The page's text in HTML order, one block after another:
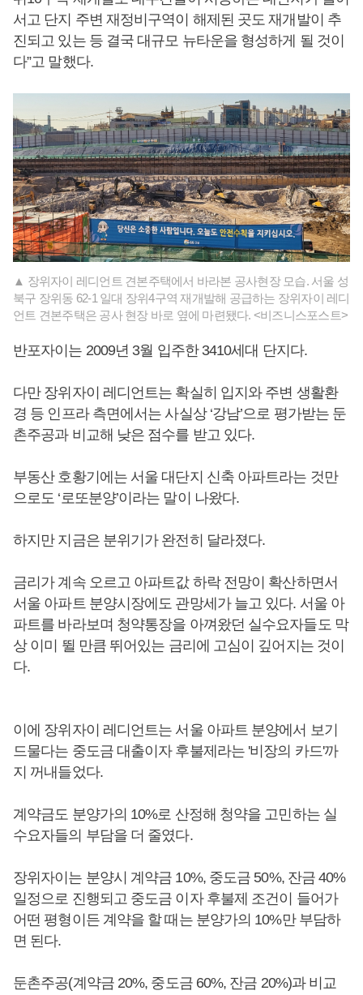
서고 단지 주변 재정비구역이 해제된 곳도 재개발이 추
진되고 있는 등 결국 대규모 뉴타운을 형성하게 될 것이
다”고 말했다.
▲ 장위자이 레디언트 견본주택에서 바라본 공사현장 모습. 서울 성
북구 장위동 62-1 일대 장위4구역 재개발해 공급하는 장위자이 레디
언트 견본주택은 공사 현장 바로 옆에 마련됐다. <비즈니스포스트>
반포자이는 2009년 3월 입주한 3410세대 단지다.
다만 장위자이 레디언트는 확실히 입지와 주변 생활환
경 등 인프라 측면에서는 사실상 ‘강남’으로 평가받는 둔
촌주공과 비교해 낮은 점수를 받고 있다.
부동산 호황기에는 서울 대단지 신축 아파트라는 것만
으로도 ‘로또분양’이라는 말이 나왔다.
하지만 지금은 분위기가 완전히 달라졌다.
금리가 계속 오르고 아파트값 하락 전망이 확산하면서
서울 아파트 분양시장에도 관망세가 늘고 있다. 서울 아
파트를 바라보며 청약통장을 아껴왔던 실수요자들도 막
상 이미 뛸 만큼 뛰어있는 금리에 고심이 깊어지는 것이
다.
이에 장위자이 레디언트는 서울 아파트 분양에서 보기
드물다는 중도금 대출이자 후불제라는 '비장의 카드'까
지 꺼내들었다.
계약금도 분양가의 10%로 산정해 청약을 고민하는 실
수요자들의 부담을 더 줄였다.
장위자이는 분양시 계약금 10%, 중도금 50%, 잔금 40%
일정으로 진행되고 중도금 이자 후불제 조건이 들어가
어떤 평형이든 계약을 할 때는 분양가의 10%만 부담하
면 된다.
둔촌주공(계약금 20%, 중도금 60%, 잔금 20%)과 비교